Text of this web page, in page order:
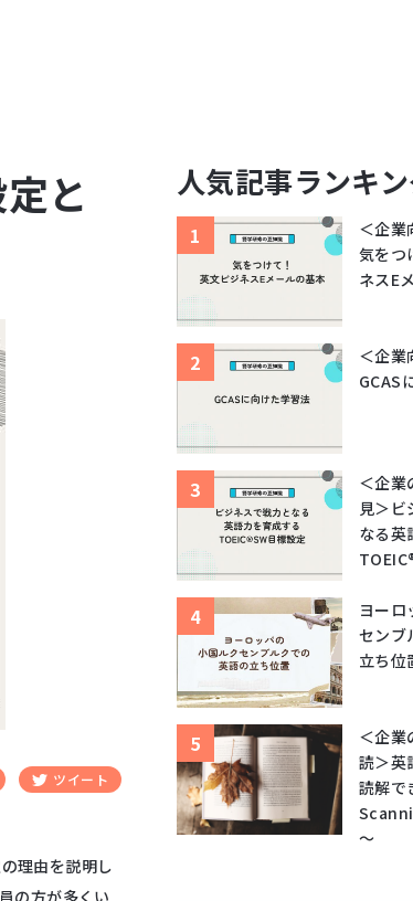
と
ツイート
理由を説明し
の方が多くい
人気記事ランキ
＜企業
気をつ
ネスE
＜企業
GCAS
＜企業
見＞ビ
なる英
ヨーロ
センブ
立ち位
＜企業
読＞英
読解で
～